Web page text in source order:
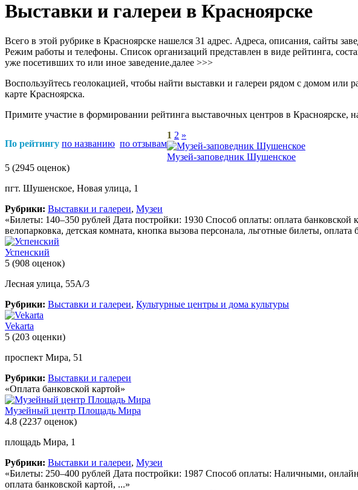
Выставки и галереи в Красноярске
Всего в этой рубрике в Красноярске нашелся 31 адрес. Адреса, описания, сайты
Режим работы и телефоны. Список организаций представлен в виде рейтинга,
уже посетивших то или иное заведение.далее >>>
Воспользуйтесь геолокацией, чтобы найти выставки и галереи рядом с домом или
карте Красноярска.
Примите участие в формировании рейтинга выставочных центров в Красноярске,
По рейтингу по названию по отзывам
1 2 »
Музей-заповедник Шушенское
5 (2945 оценок)
пгт. Шушенское, Новая улица, 1
Рубрики: Выставки и галереи, Музеи
«Билеты: 140–350 рублей Дата постройки: 1930 Способ оплаты: оплата
велопарковка, детская комната, кнопка вызова персонала, льготные билеты, оплата
Успенский
5 (908 оценок)
Лесная улица, 55А/3
Рубрики: Выставки и галереи, Культурные центры и дома культуры
Vekarta
5 (203 оценки)
проспект Мира, 51
Рубрики: Выставки и галереи
«Оплата банковской картой»
Музейный центр Площадь Мира
4.8 (2237 оценок)
площадь Мира, 1
Рубрики: Выставки и галереи, Музеи
«Билеты: 250–400 рублей Дата постройки: 1987 Способ оплаты: Наличными,
оплата банковской картой, ...»